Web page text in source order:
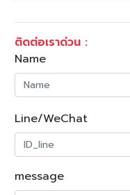
ติดต่อเราด่วน :
Name
Line/WeChat
message